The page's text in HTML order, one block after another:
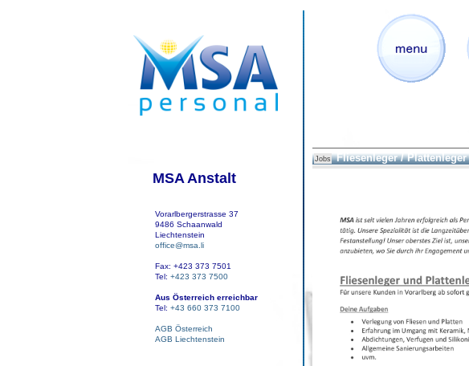
MSA Anstalt
Vorarlbergerstrasse 37
9486 Schaanwald
Liechtenstein
office@msa.li
Fax: +423 373 7501
Tel: +423 373 7500
Aus Österreich erreichbar
Tel: +43 660 373 7100
AGB Österreich
AGB Liechtenstein
Jobs Fliesenleger / Plattenleger